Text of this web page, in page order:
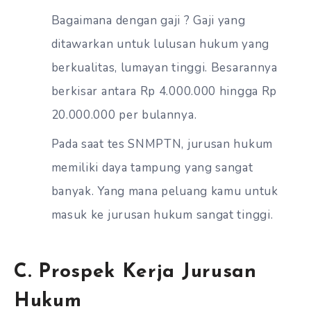
Bagaimana dengan gaji ? Gaji yang
ditawarkan untuk lulusan hukum yang
berkualitas, lumayan tinggi. Besarannya
berkisar antara Rp 4.000.000 hingga Rp
20.000.000 per bulannya.
Pada saat tes SNMPTN, jurusan hukum
memiliki daya tampung yang sangat
banyak. Yang mana peluang kamu untuk
masuk ke jurusan hukum sangat tinggi.
C. Prospek Kerja Jurusan
Hukum